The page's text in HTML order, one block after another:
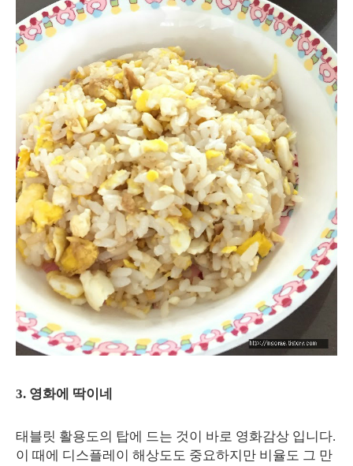
3. 영화에 딱이네
태블릿 활용도의 탑에 드는 것이 바로 영화감상 입니다.
이 때에 디스플레이 해상도도 중요하지만 비율도 그 만